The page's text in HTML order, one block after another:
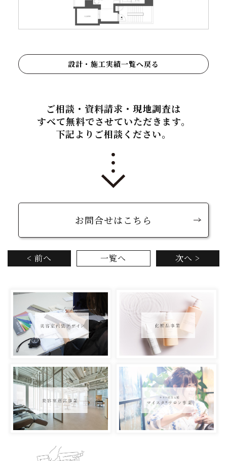
設計・施工実績一覧へ戻る
ご相談・資料請求・現地調査は
すべて無料でさせていただきます。
下記よりご相談ください。
お問合せはこちら
< 前へ 一覧へ 次へ >